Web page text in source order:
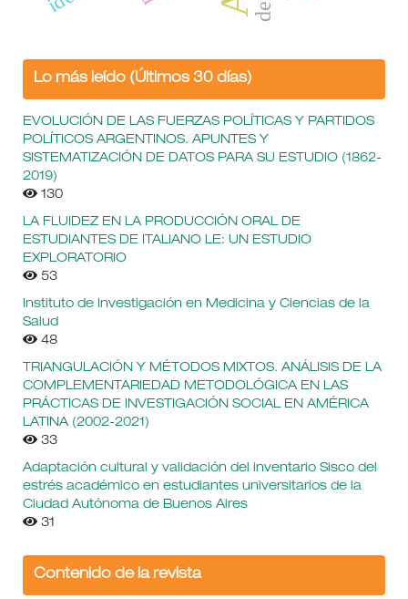
Lo más leído (Últimos 30 días)
EVOLUCIÓN DE LAS FUERZAS POLÍTICAS Y PARTIDOS
POLÍTICOS ARGENTINOS. APUNTES Y
SISTEMATIZACIÓN DE DATOS PARA SU ESTUDIO (1862-
2019)
130
LA FLUIDEZ EN LA PRODUCCIÓN ORAL DE
ESTUDIANTES DE ITALIANO LE: UN ESTUDIO
EXPLORATORIO
53
Instituto de Investigación en Medicina y Ciencias de la
Salud
48
TRIANGULACIÓN Y MÉTODOS MIXTOS. ANÁLISIS DE LA
COMPLEMENTARIEDAD METODOLÓGICA EN LAS
PRÁCTICAS DE INVESTIGACIÓN SOCIAL EN AMÉRICA
LATINA (2002-2021)
33
Adaptación cultural y validación del inventario Sisco del
estrés académico en estudiantes universitarios de la
Ciudad Autónoma de Buenos Aires
31
Contenido de la revista